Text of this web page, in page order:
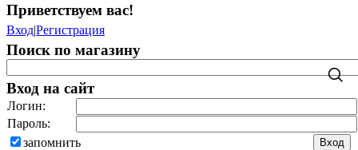
Приветствуем вас!
Вход|Регистрация
Поиск по магазину
Вход на сайт
Логин:
Пароль:
запомнить